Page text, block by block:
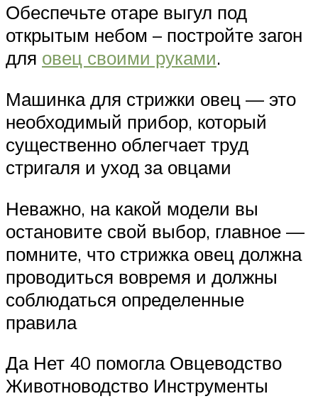
Обеспечьте отаре выгул под
открытым небом – постройте загон
для овец своими руками.
Машинка для стрижки овец — это
необходимый прибор, который
существенно облегчает труд
стригаля и уход за овцами
Неважно, на какой модели вы
остановите свой выбор, главное —
помните, что стрижка овец должна
проводиться вовремя и должны
соблюдаться определенные
правила
Да Нет 40 помогла Овцеводство
Животноводство Инструменты